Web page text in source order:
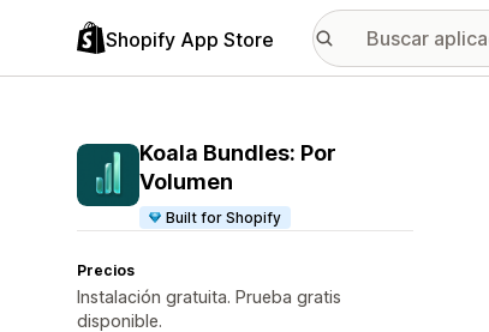
Shopify App Store
Koala Bundles: Por
Volumen
Built for Shopify
Precios
Instalación gratuita. Prueba gratis
disponible.